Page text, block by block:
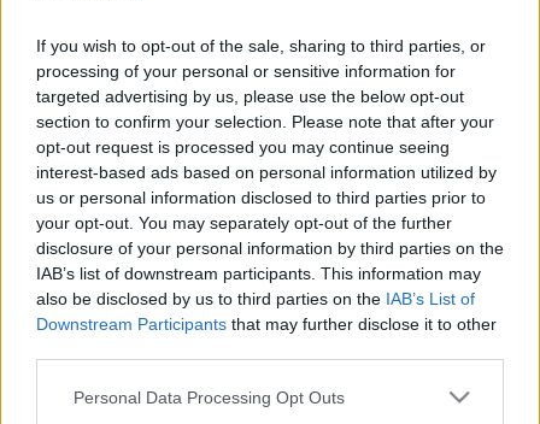
If you wish to opt-out of the sale, sharing to third parties, or
processing of your personal or sensitive information for
targeted advertising by us, please use the below opt-out
section to confirm your selection. Please note that after your
opt-out request is processed you may continue seeing
interest-based ads based on personal information utilized by
us or personal information disclosed to third parties prior to
your opt-out. You may separately opt-out of the further
disclosure of your personal information by third parties on the
IAB’s list of downstream participants. This information may
also be disclosed by us to third parties on the IAB’s List of
Downstream Participants that may further disclose it to other
Please note that this website/app uses one or more Google
Personal Data Processing Opt Outs
szűzzel kasszát robbantóJudd Apatow, aki mindössze 26
millió dollárból hozta ki aSteve Carellfőszereplésével
készült vígjátékot és jócskán 100 millió dollárt látott belőle,
ráadásul ez még csak amerikai eredmény.
Filmjére nemcsak a nézők voltak kíváncsiak, de a kritikusok
is elragadtatással jöttek ki a vetítésről. Az USA egyik
legnevesebb komikusának számító Carell-t azóta
szerepajánlatokkal bombázzák, Apatow pedig